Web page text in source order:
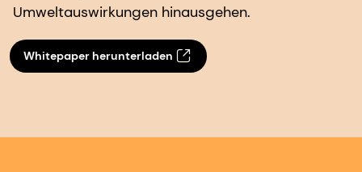
Umweltauswirkungen hinausgehen.
Whitepaper herunterladen